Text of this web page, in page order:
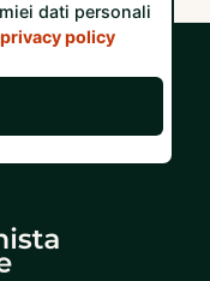
dati personali
privacy policy